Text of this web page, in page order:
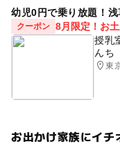
幼児0円で乗り放題！
クーポン 8月限定！お土
授乳
んち
東
お出かけ家族にイチ